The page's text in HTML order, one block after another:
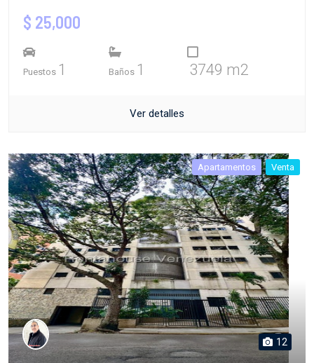
$ 25,000
Puestos 1 Baños 1 3749 m2
Ver detalles
Apartamentos Venta
12